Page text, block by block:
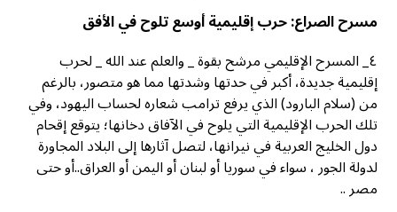
مسرح الصراع: حرب إقليمية أوسع تلوح في الأفق
٤_ المسرح الإقليمي مرشح بقوة _ والعلم عند الله _ لحرب
إقليمية جديدة، أكبر في حدتها وشدتها مما هو متصور، بالرغم
من (سلام البارود) الذي يرفع ترامب شعاره لحساب اليهود، وفي
تلك الحرب الإقليمية التي يلوح في الآفاق دخانها؛ يتوقع إقحام
دول الخليج العربية في نيرانها، لتصل آثارها إلى البلاد المجاورة
لدولة الجور ، سواء في سوريا أو لبنان أو اليمن أو العراق..أو حتى
مصر ..